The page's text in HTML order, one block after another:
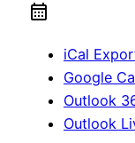
iCal
Google
Outlook
Outlook